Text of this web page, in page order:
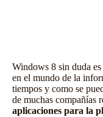
Windows 8 sin duda
en el mundo de la
tiempos y como se
de muchas compañías
aplicaciones para la